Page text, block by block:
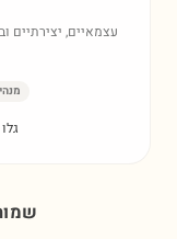
עצמאיים, יצירתיים